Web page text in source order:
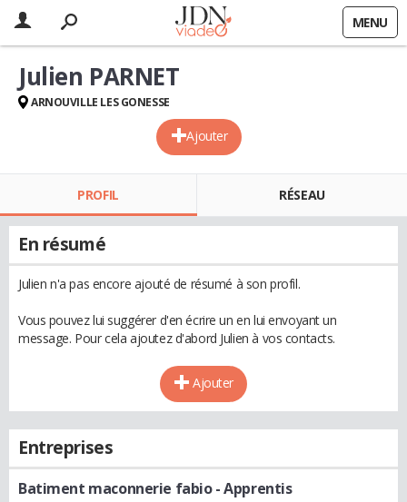
MENU
Ajouter
Julien PARNET
ARNOUVILLE LES GONESSE
PROFIL RÉSEAU
En résumé
Julien n'a pas encore ajouté de résumé à son profil.
Vous pouvez lui suggérer d'en écrire un en lui envoyant un
message. Pour cela ajoutez d'abord Julien à vos contacts.
Ajouter
Entreprises
Batiment maconnerie fabio- Apprentis